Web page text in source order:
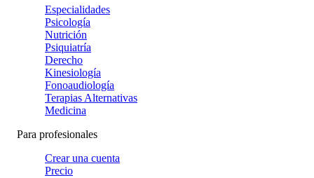
Especialidades
Psicología
Nutrición
Psiquiatría
Derecho
Kinesiología
Fonoaudiología
Terapias Alternativas
Medicina
Para profesionales
Crear una cuenta
Precio